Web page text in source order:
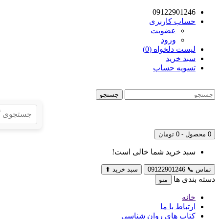
09122901246
حساب کاربری
عضویت
ورود
لیست دلخواه (0)
سبد خرید
تسویه حساب
جستجو
0 محصول - 0 تومان
سبد خرید شما خالی است!
تماس 📞
09122901246 سبد خرید ⬆
دسته بندی ها منو
خانه
ارتباط با ما
کتاب های روان شناسی